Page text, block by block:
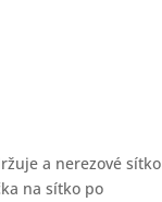
a nerezové sítko
na sítko po